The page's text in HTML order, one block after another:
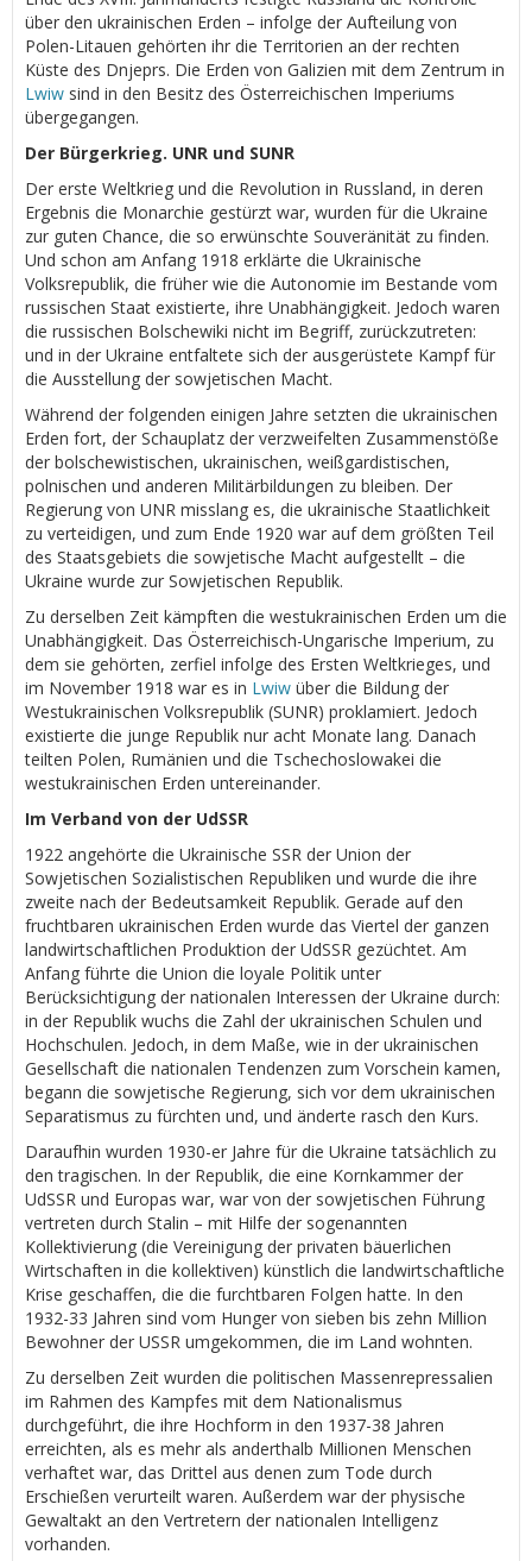
über den ukrainischen Erden – infolge der Aufteilung von
Polen-Litauen gehörten ihr die Territorien an der rechten
Küste des Dnjeprs. Die Erden von Galizien mit dem Zentrum in
Lwiw sind in den Besitz des Österreichischen Imperiums
übergegangen.
Der Bürgerkrieg. UNR und SUNR
Der erste Weltkrieg und die Revolution in Russland, in deren
Ergebnis die Monarchie gestürzt war, wurden für die Ukraine
zur guten Chance, die so erwünschte Souveränität zu finden.
Und schon am Anfang 1918 erklärte die Ukrainische
Volksrepublik, die früher wie die Autonomie im Bestande vom
russischen Staat existierte, ihre Unabhängigkeit. Jedoch waren
die russischen Bolschewiki nicht im Begriff, zurückzutreten:
und in der Ukraine entfaltete sich der ausgerüstete Kampf für
die Ausstellung der sowjetischen Macht.
Während der folgenden einigen Jahre setzten die ukrainischen
Erden fort, der Schauplatz der verzweifelten Zusammenstöße
der bolschewistischen, ukrainischen, weißgardistischen,
polnischen und anderen Militärbildungen zu bleiben. Der
Regierung von UNR misslang es, die ukrainische Staatlichkeit
zu verteidigen, und zum Ende 1920 war auf dem größten Teil
des Staatsgebiets die sowjetische Macht aufgestellt – die
Ukraine wurde zur Sowjetischen Republik.
Zu derselben Zeit kämpften die westukrainischen Erden um die
Unabhängigkeit. Das Österreichisch-Ungarische Imperium, zu
dem sie gehörten, zerfiel infolge des Ersten Weltkrieges, und
im November 1918 war es in Lwiw über die Bildung der
Westukrainischen Volksrepublik (SUNR) proklamiert. Jedoch
existierte die junge Republik nur acht Monate lang. Danach
teilten Polen, Rumänien und die Tschechoslowakei die
westukrainischen Erden untereinander.
Im Verband von der UdSSR
1922 angehörte die Ukrainische SSR der Union der
Sowjetischen Sozialistischen Republiken und wurde die ihre
zweite nach der Bedeutsamkeit Republik. Gerade auf den
fruchtbaren ukrainischen Erden wurde das Viertel der ganzen
landwirtschaftlichen Produktion der UdSSR gezüchtet. Am
Anfang führte die Union die loyale Politik unter
Berücksichtigung der nationalen Interessen der Ukraine durch:
in der Republik wuchs die Zahl der ukrainischen Schulen und
Hochschulen. Jedoch, in dem Maße, wie in der ukrainischen
Gesellschaft die nationalen Tendenzen zum Vorschein kamen,
begann die sowjetische Regierung, sich vor dem ukrainischen
Separatismus zu fürchten und, und änderte rasch den Kurs.
Daraufhin wurden 1930-er Jahre für die Ukraine tatsächlich zu
den tragischen. In der Republik, die eine Kornkammer der
UdSSR und Europas war, war von der sowjetischen Führung
vertreten durch Stalin – mit Hilfe der sogenannten
Kollektivierung (die Vereinigung der privaten bäuerlichen
Wirtschaften in die kollektiven) künstlich die landwirtschaftliche
Krise geschaffen, die die furchtbaren Folgen hatte. In den
1932-33 Jahren sind vom Hunger von sieben bis zehn Million
Bewohner der USSR umgekommen, die im Land wohnten.
Zu derselben Zeit wurden die politischen Massenrepressalien
im Rahmen des Kampfes mit dem Nationalismus
durchgeführt, die ihre Hochform in den 1937-38 Jahren
erreichten, als es mehr als anderthalb Millionen Menschen
verhaftet war, das Drittel aus denen zum Tode durch
Erschießen verurteilt waren. Außerdem war der physische
Gewaltakt an den Vertretern der nationalen Intelligenz
vorhanden.